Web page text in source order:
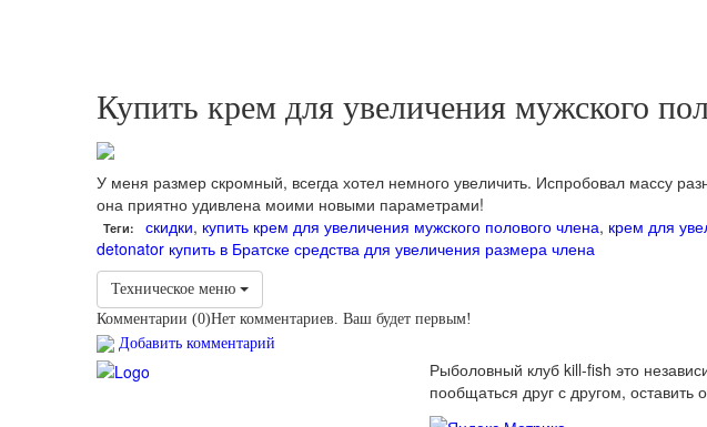
Купить крем для увеличения мужского
У меня размер скромный, всегда хотел немного увеличить. Испробовал массу
она приятно удивлена моими новыми параметрами!
Теги: скидки, купить крем для увеличения мужского полового члена, крем для
detonator купить в Братске средства для увеличения размера члена
Техническое меню
Комментарии (0)Нет комментариев. Ваш будет первым!
Добавить комментарий
Рыболовный клуб kill-fish это
пообщаться друг с другом,